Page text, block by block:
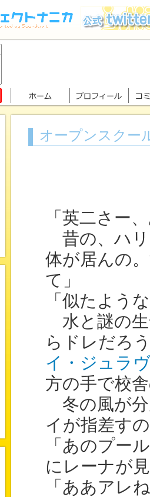
オープンスクー
「英二さー
昔の、ハリ
体が居んの
て」
「似たよう
水と謎の生
らドレだろ
イ・ジュラ
方の手で校
冬の風が分
イが指差す
「あのプー
にレーナが
「ああアレ